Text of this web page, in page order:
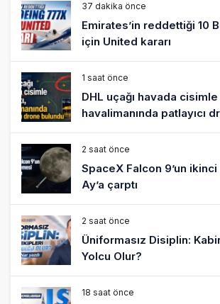
37 dakika önce
Emirates’in reddettiği 10
için United kararı
1 saat önce
DHL uçağı havada cisimle
havalimanında patlayıcı
2 saat önce
SpaceX Falcon 9’un
Ay’a çarptı
2 saat önce
Üniformasız Disiplin:
Yolcu Olur?
18 saat önce